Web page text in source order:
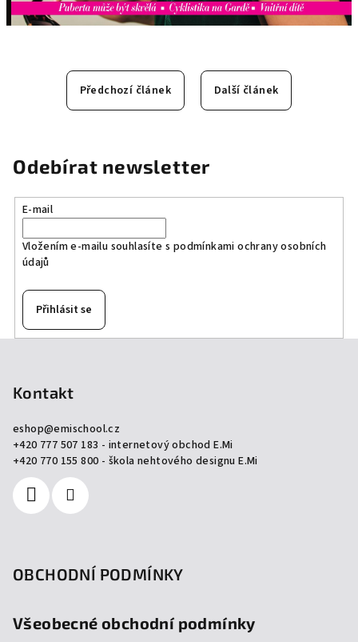
Předchozí článek Další článek
Odebírat newsletter
E-mail
Vložením e-mailu souhlasíte s podmínkami ochrany osobních
údajů
Přihlásit se
Kontakt
eshop@emischool.cz
+420 777 507 183 - internetový obchod E.Mi
+420 770 155 800 - škola nehtového designu E.Mi
OBCHODNÍ PODMÍNKY
Všeobecné obchodní podmínky